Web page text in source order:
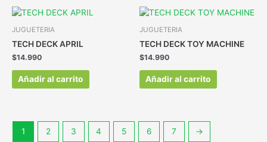
JUGUETERIA
TECH DECK APRIL
$14.990
Añadir al carrito
JUGUETERIA
TECH DECK TOY MACHINE
$14.990
Añadir al carrito
1 2 3 4 5 6 7 →